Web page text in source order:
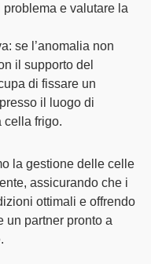
e valutare la
: se l’anomalia non
il supporto del
di fissare un
il luogo di
cella frigo.
la gestione delle celle
assicurando che i
ottimali e offrendo
un partner pronto a